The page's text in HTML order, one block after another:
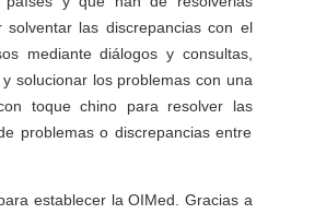
las discrepancias con el
mediante diálogos y consultas,
solucionar los problemas con una
toque chino para resolver las
problemas o discrepancias entre
establecer la OIMed. Gracias a